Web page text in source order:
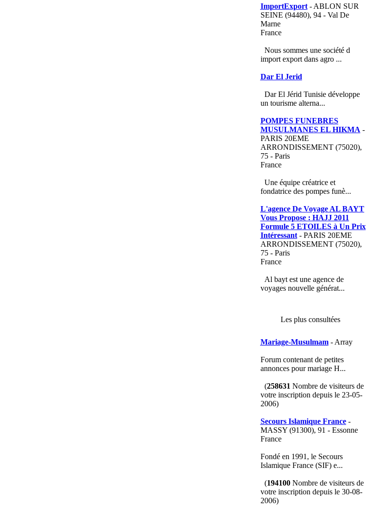
ImportExport- ABLON SUR
SEINE (94480), 94 - Val De
Marne
France
Nous sommes une société d
import export dans agro ...
Dar El Jerid
Dar El Jérid Tunisie développe
un tourisme alterna...
POMPES FUNEBRES
MUSULMANES EL HIKMA -
PARIS 20EME
ARRONDISSEMENT (75020),
75 - Paris
France
Une équipe créatrice et
fondatrice des pompes funè...
L'agence De Voyage AL BAYT
Vous Propose : HAJJ 2011
Formule 5 ETOILES à Un Prix
Intéressant- PARIS 20EME
ARRONDISSEMENT (75020),
75 - Paris
France
Al bayt est une agence de
voyages nouvelle générat...
Les plus consultées
Mariage-Musulmam- Array
Forum contenant de petites
annonces pour mariage H...
(258631 Nombre de visiteurs de
votre inscription depuis le 23-05-
2006)
Secours Islamique France-
MASSY (91300), 91 - Essonne
France
Fondé en 1991, le Secours
Islamique France (SIF) e...
(194100Nombre de visiteurs de
votre inscription depuis le 30-08-
2006)